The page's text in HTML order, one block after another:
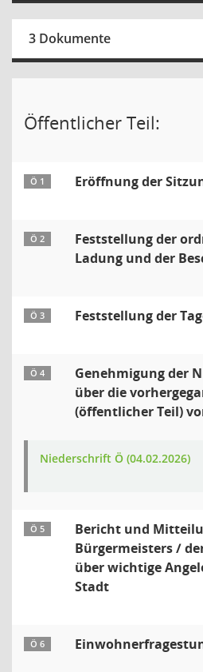
3 Dokumente
Öffentlicher Teil:
Ö 1 Eröffnung der
Ö 2
Feststellung der
Ladung und der
Ö 3 Feststellung der
Ö 4
Genehmigung der
über die
(öffentlicher Teil)
Niederschrift Ö (04.02.2026)
Ö 5
Bericht und
Bürgermeisters /
über wichtige
Stadt
Ö 6